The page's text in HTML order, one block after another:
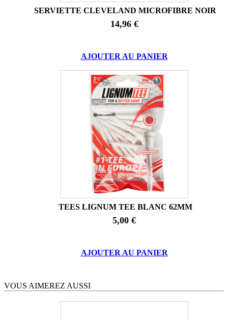
SERVIETTE CLEVELAND MICROFIBRE NOIR
14,96 €
AJOUTER AU PANIER
TEES LIGNUM TEE BLANC 62MM
5,00 €
AJOUTER AU PANIER
VOUS AIMEREZ AUSSI